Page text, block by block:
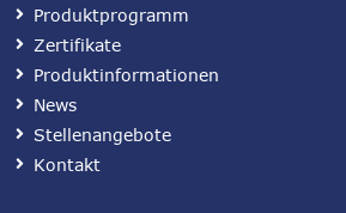
Produktprogramm
Zertifikate
Produktinformationen
News
Stellenangebote
Kontakt